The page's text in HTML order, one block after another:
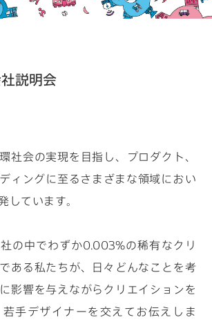
説明会
社会の実現を目指し、プロダクト、
ィングに至るさまざまな領域におい
しています。
の中でわずか0.003%の稀有なクリ
ある私たちが、日々どんなことを考
影響を与えながらクリエイションを
手デザイナーを交えてお伝えしま